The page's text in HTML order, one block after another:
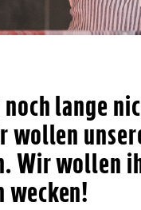
lange
wollen
Wir wollen
wecken!